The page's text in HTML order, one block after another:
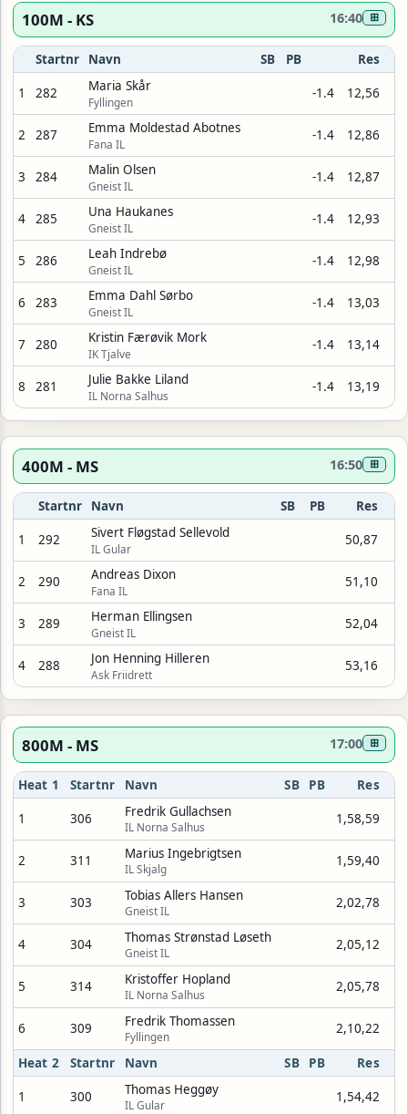
100M - KS 16:40 ⊞
Startnr Navn SB PB Res
1 282 Maria Skår
Fyllingen
-1.4 12,56
2 287 Emma Moldestad Abotnes
Fana IL
-1.4 12,86
3 284 Malin Olsen
Gneist IL
-1.4 12,87
4 285 Una Haukanes
Gneist IL
-1.4 12,93
5 286 Leah Indrebø
Gneist IL
-1.4 12,98
6 283 Emma Dahl Sørbo
Gneist IL
-1.4 13,03
7 280 Kristin Færøvik Mork
IK Tjalve
-1.4 13,14
8 281 Julie Bakke Liland
IL Norna Salhus
-1.4 13,19
400M - MS 16:50 ⊞
Startnr Navn SB PB Res
1 292 Sivert Fløgstad Sellevold
IL Gular
50,87
2 290 Andreas Dixon
Fana IL
51,10
3 289 Herman Ellingsen
Gneist IL
52,04
4 288 Jon Henning Hilleren
Ask Friidrett
53,16
800M - MS 17:00 ⊞
Heat 1 Startnr Navn SB PB Res
1 306 Fredrik Gullachsen
IL Norna Salhus
1,58,59
2 311 Marius Ingebrigtsen
IL Skjalg
1,59,40
3 303 Tobias Allers Hansen
Gneist IL
2,02,78
4 304 Thomas Strønstad Løseth
Gneist IL
2,05,12
5 314 Kristoffer Hopland
IL Norna Salhus
2,05,78
6 309 Fredrik Thomassen
Fyllingen
2,10,22
Heat 2 Startnr Navn SB PB Res
1 300 Thomas Heggøy
IL Gular
1,54,42